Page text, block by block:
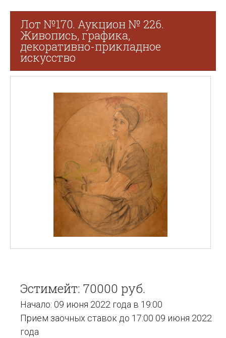
Лот №170. Аукцион № 226.
Живопись, графика,
декоративно-прикладное
искусство
Эстимейт: 70000 руб.
Начало: 09 июня 2022 года в 19:00
Прием заочных ставок до 17:00 09 июня 2022
года